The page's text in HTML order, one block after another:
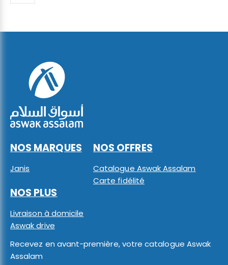
NOS MARQUES
Janis
NOS OFFRES
Catalogue Aswak Assalam
Carte fidélité
NOS PLUS
Livraison à domicile
Aswak drive
Recevez en avant-première, votre catalogue Aswak
Assalam